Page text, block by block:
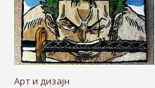
Арт и дизајн